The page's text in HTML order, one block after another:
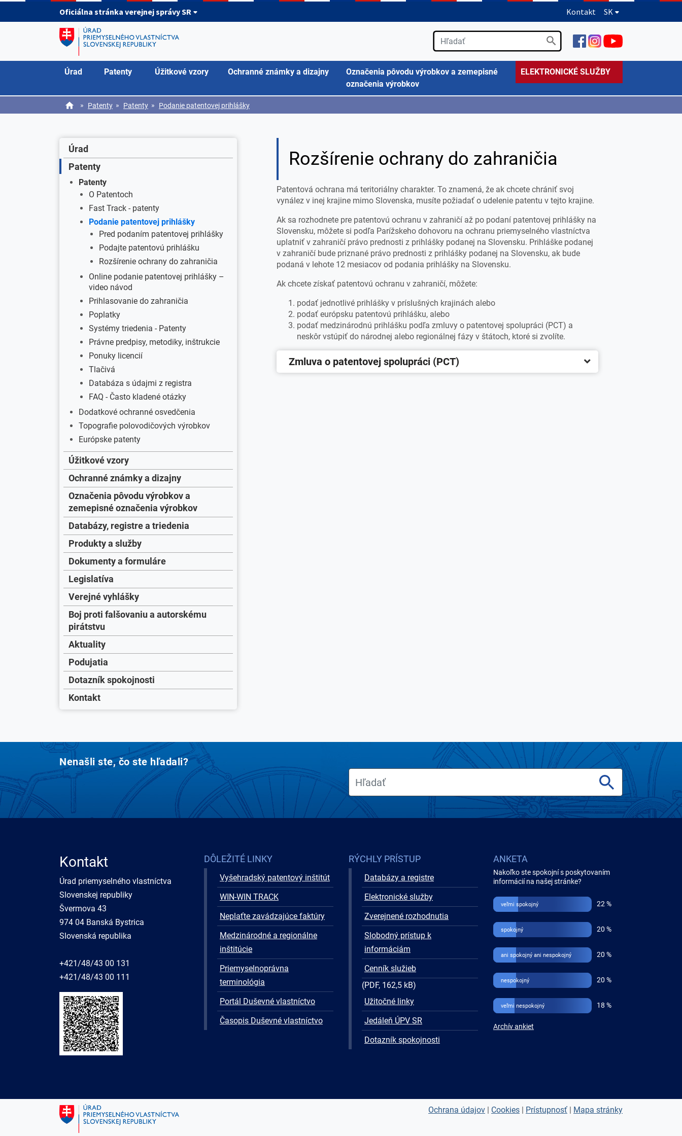
Oficiálna stránka verejnej správy SR Kontakt SK
Úrad Patenty Úžitkové vzory Ochranné známky a dizajny
Označenia pôvodu výrobkov a zemepisné
označenia výrobkov
ELEKTRONICKÉ SLUŽBY
» Patenty » Patenty » Podanie patentovej prihlášky
Úrad
Patenty
Patenty
O Patentoch
Fast Track - patenty
Podanie patentovej prihlášky
Pred podaním patentovej prihlášky
Podajte patentovú prihlášku
Rozšírenie ochrany do zahraničia
Online podanie patentovej prihlášky –
video návod
Prihlasovanie do zahraničia
Poplatky
Systémy triedenia - Patenty
Právne predpisy, metodiky, inštrukcie
Ponuky licencií
Tlačivá
Databáza s údajmi z registra
FAQ - Často kladené otázky
Dodatkové ochranné osvedčenia
Topografie polovodičových výrobkov
Európske patenty
Úžitkové vzory
Ochranné známky a dizajny
Označenia pôvodu výrobkov a
zemepisné označenia výrobkov
Databázy, registre a triedenia
Produkty a služby
Dokumenty a formuláre
Legislatíva
Verejné vyhlášky
Boj proti falšovaniu a autorskému
pirátstvu
Aktuality
Podujatia
Dotazník spokojnosti
Kontakt
Rozšírenie ochrany do zahraničia
Patentová ochrana má teritoriálny charakter. To znamená, že ak chcete chrániť svoj
vynález v inej krajine mimo Slovenska, musíte požiadať o udelenie patentu v tejto krajine.
Ak sa rozhodnete pre patentovú ochranu v zahraničí až po podaní patentovej prihlášky na
Slovensku, môžete si podľa Parížskeho dohovoru na ochranu priemyselného vlastníctva
uplatniť v zahraničí právo prednosti z prihlášky podanej na Slovensku. Prihláške podanej
v zahraničí bude priznané právo prednosti z prihlášky podanej na Slovensku, ak bude
podaná v lehote 12 mesiacov od podania prihlášky na Slovensku.
Ak chcete získať patentovú ochranu v zahraničí, môžete:
podať jednotlivé prihlášky v príslušných krajinách alebo
podať európsku patentovú prihlášku, alebo
podať medzinárodnú prihlášku podľa zmluvy o patentovej spolupráci (PCT) a
neskôr vstúpiť do národnej alebo regionálnej fázy v štátoch, ktoré si zvolíte.
Zmluva o patentovej spolupráci (PCT)
Nenašli ste, čo ste hľadali?
Kontakt
Úrad priemyselného vlastníctva
Slovenskej republiky
Švermova 43
974 04 Banská Bystrica
Slovenská republika
+421/48/43 00 131
+421/48/43 00 111
DÔLEŽITÉ LINKY
Vyšehradský patentový inštitút
WIN-WIN TRACK
Neplaťte zavádzajúce faktúry
Medzinárodné a regionálne
inštitúcie
Priemyselnoprávna
terminológia
Portál Duševné vlastníctvo
Časopis Duševné vlastníctvo
RÝCHLY PRÍSTUP
Databázy a registre
Elektronické služby
Zverejnené rozhodnutia
Slobodný prístup k
informáciám
Cenník služieb
(PDF, 162,5 kB)
Užitočné linky
Jedáleň ÚPV SR
Dotazník spokojnosti
ANKETA
Nakoľko ste spokojní s poskytovaním
informácií na našej stránke?
veľmi spokojný 22 %
spokojný 20 %
ani spokojný ani nespokojný 20 %
nespokojný 20 %
veľmi nespokojný 18 %
Archív ankiet
Ochrana údajov | Cookies | Prístupnosť | Mapa stránky